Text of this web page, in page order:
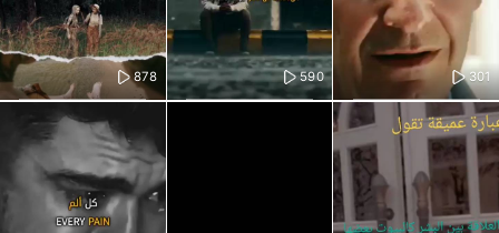
878 590 301